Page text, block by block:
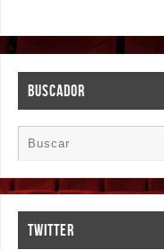
BUSCADOR
TWITTER